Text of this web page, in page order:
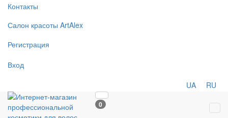
Контакты
Салон красоты ArtAlex
Регистрация
Вход
UA RU
0